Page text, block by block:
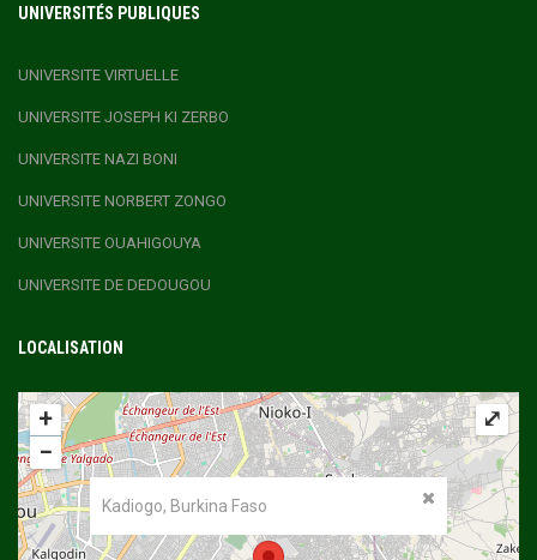
UNIVERSITÉS PUBLIQUES
UNIVERSITE VIRTUELLE
UNIVERSITE JOSEPH KI ZERBO
UNIVERSITE NAZI BONI
UNIVERSITE NORBERT ZONGO
UNIVERSITE OUAHIGOUYA
UNIVERSITE DE DEDOUGOU
LOCALISATION
Kadiogo, Burkina Faso
+
−
⤢